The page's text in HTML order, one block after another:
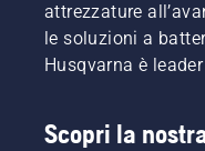
attrezzature
le soluzioni a
Husqvarna è
Scopri la